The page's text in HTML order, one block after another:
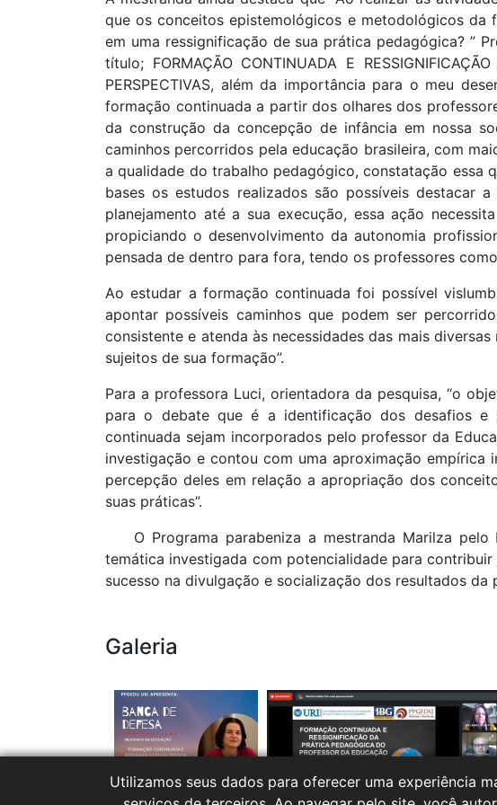
que os conceitos epistemológicos e metodológicos
em uma ressignificação de sua prática pedagógica? ”
título; FORMAÇÃO CONTINUADA E
PERSPECTIVAS, além da importância para o meu
formação continuada a partir dos olhares dos
da construção da concepção de infância em nossa
caminhos percorridos pela educação brasileira, com
a qualidade do trabalho pedagógico, constatação essa
bases os estudos realizados são possíveis destacar
planejamento até a sua execução, essa ação
propiciando o desenvolvimento da autonomia
pensada de dentro para fora, tendo os professores
Ao estudar a formação continuada foi possível
apontar possíveis caminhos que podem ser
consistente e atenda às necessidades das mais
sujeitos de sua formação”.
Para a professora Luci, orientadora da pesquisa, “o
para o debate que é a identificação dos desafios e
continuada sejam incorporados pelo professor da
investigação e contou com uma aproximação
percepção deles em relação a apropriação dos
suas práticas”.
O Programa parabeniza a mestranda Marilza pelo
temática investigada com potencialidade para
sucesso na divulgação e socialização dos resultados da
Galeria
Utilizamos seus dados para oferecer uma experiência